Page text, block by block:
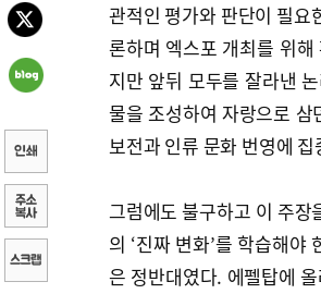
관적인 평가와 판단이 필요
론하며 엑스포 개최를 위
지만 앞뒤 모두를 잘라낸
물을 조성하여 자랑으로
보전과 인류 문화 번영에
그럼에도 불구하고 이 주장
의 ‘진짜 변화’를 학습해
은 정반대였다. 에펠탑에